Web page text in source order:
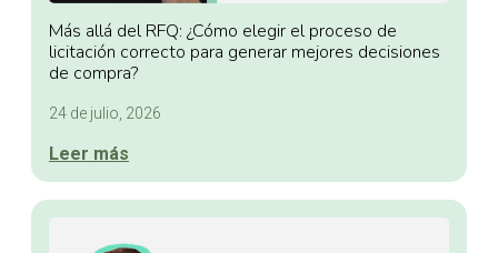
Más allá del RFQ: ¿Cómo elegir el proceso de
licitación correcto para generar mejores decisiones
de compra?
24 de julio, 2026
Leer más